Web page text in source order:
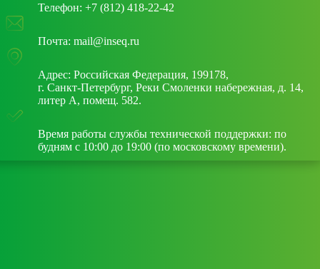
Телефон: +7 (812) 418-22-42
Почта: mail@inseq.ru
Адрес: Российская Федерация, 199178,
г. Санкт-Петербург, Реки Смоленки набережная, д. 14,
литер А, помещ. 582.
Время работы службы технической поддержки: по
будням с 10:00 до 19:00 (по московскому времени).